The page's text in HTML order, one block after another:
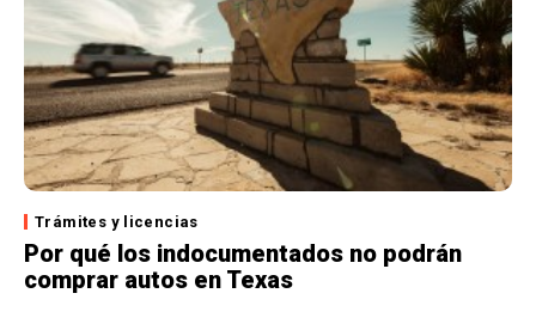
Trámites y licencias
Por qué los indocumentados no podrán
comprar autos en Texas